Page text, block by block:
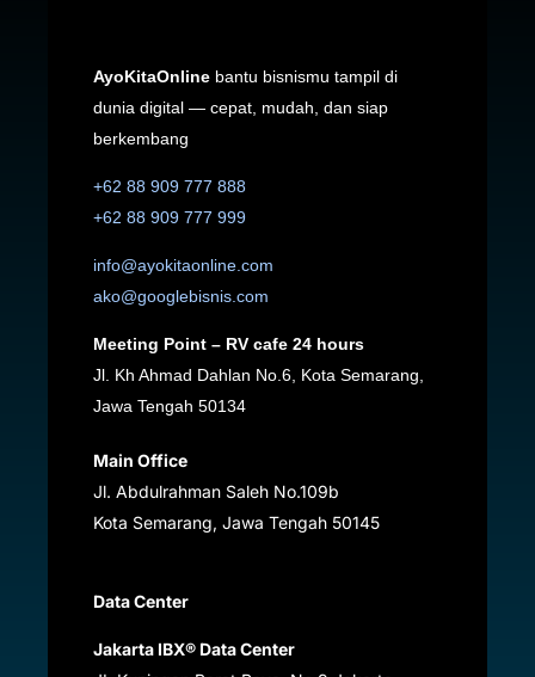
AyoKitaOnlinebantu bisnismu tampil di
dunia digital — cepat, mudah, dan siap
berkembang
+62 88 909 777 888
+62 88 909 777 999
info@ayokitaonline.com
ako@googlebisnis.com
Meeting Point – RV cafe 24 hours
Jl. Kh Ahmad Dahlan No.6, Kota Semarang,
Jawa Tengah 50134
Main Office
Jl. Abdulrahman Saleh No.109b
Kota Semarang, Jawa Tengah50145
Data Center
Jakarta IBX® Data Center